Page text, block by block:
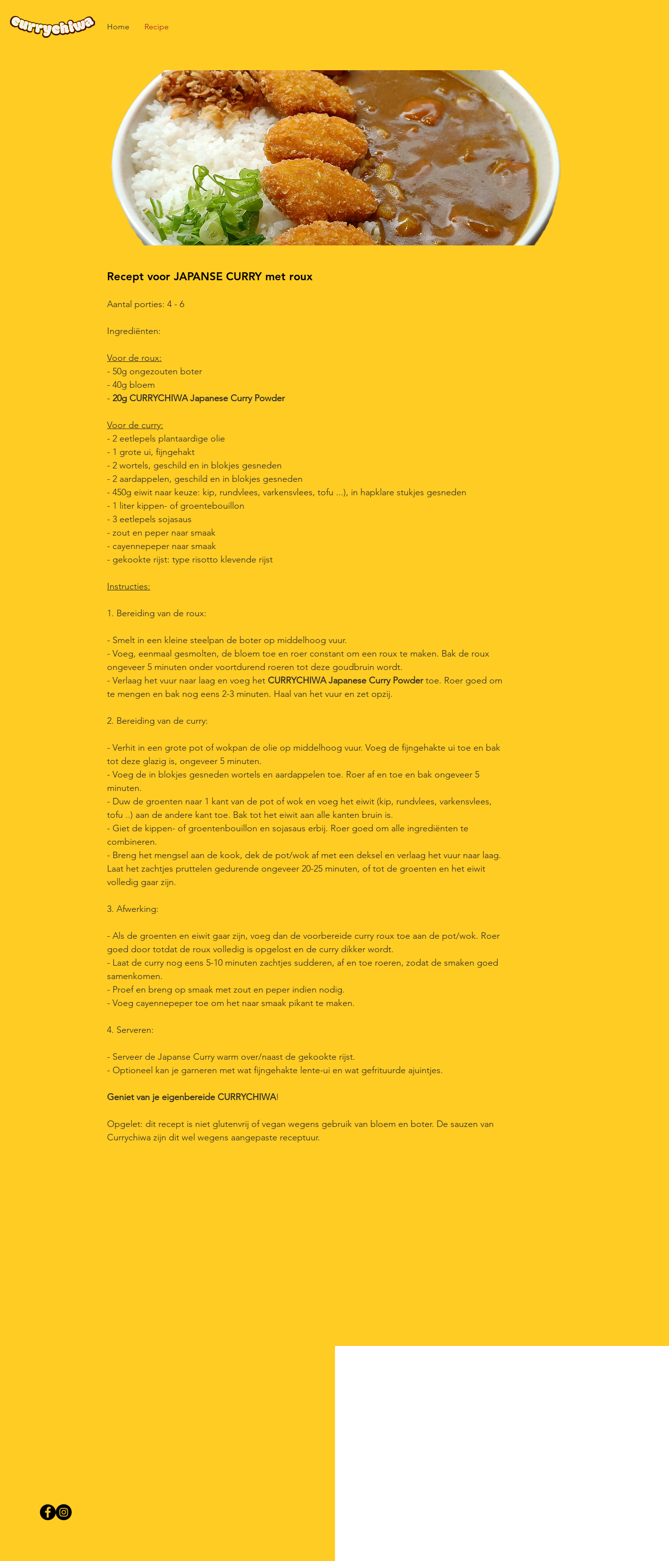
Home Recipe
Recept voor JAPANSE CURRY met roux
Aantal porties: 4 - 6
Ingrediënten:
Voor de roux:
- 50g ongezouten boter
- 40g bloem
- 20g CURRYCHIWA Japanese Curry Powder
Voor de curry:
- 2 eetlepels plantaardige olie
- 1 grote ui, fijngehakt
- 2 wortels, geschild en in blokjes gesneden
- 2 aardappelen, geschild en in blokjes gesneden
- 450g eiwit naar keuze: kip, rundvlees, varkensvlees, tofu ...), in hapklare stukjes gesneden
- 1 liter kippen- of groentebouillon
- 3 eetlepels sojasaus
- zout en peper naar smaak
- cayennepeper naar smaak
- gekookte rijst: type risotto klevende rijst
Instructies:
1. Bereiding van de roux:
- Smelt in een kleine steelpan de boter op middelhoog vuur.
- Voeg, eenmaal gesmolten, de bloem toe en roer constant om een roux te maken. Bak de roux
ongeveer 5 minuten onder voortdurend roeren tot deze goudbruin wordt.
- Verlaag het vuur naar laag en voeg het CURRYCHIWA Japanese Curry Powdertoe. Roer goed om
te mengen en bak nog eens 2-3 minuten. Haal van het vuur en zet opzij.
2. Bereiding van de curry:
- Verhit in een grote pot of wokpan de olie op middelhoog vuur. Voeg de fijngehakte ui toe en bak
tot deze glazig is, ongeveer 5 minuten.
- Voeg de in blokjes gesneden wortels en aardappelen toe. Roer af en toe en bak ongeveer 5
minuten.
- Duw de groenten naar 1 kant van de pot of wok en voeg het eiwit (kip, rundvlees, varkensvlees,
tofu ..) aan de andere kant toe. Bak tot het eiwit aan alle kanten bruin is.
- Giet de kippen- of groentenbouillon en sojasaus erbij. Roer goed om alle ingrediënten te
combineren.
- Breng het mengsel aan de kook, dek de pot/wok af met een deksel en verlaag het vuur naar laag.
Laat het zachtjes pruttelen gedurende ongeveer 20-25 minuten, of tot de groenten en het eiwit
volledig gaar zijn.
3. Afwerking:
- Als de groenten en eiwit gaar zijn, voeg dan de voorbereide curry roux toe aan de pot/wok. Roer
goed door totdat de roux volledig is opgelost en de curry dikker wordt.
- Laat de curry nog eens 5-10 minuten zachtjes sudderen, af en toe roeren, zodat de smaken goed
samenkomen.
- Proef en breng op smaak met zout en peper indien nodig.
- Voeg cayennepeper toe om het naar smaak pikant te maken.
4. Serveren:
- Serveer de Japanse Curry warm over/naast de gekookte rijst.
- Optioneel kan je garneren met wat fijngehakte lente-ui en wat gefrituurde ajuintjes.
Geniet van je eigenbereide CURRYCHIWA!
Opgelet: dit recept is niet glutenvrij of vegan wegens gebruik van bloem en boter. De sauzen van
Currychiwa zijn dit wel wegens aangepaste receptuur.